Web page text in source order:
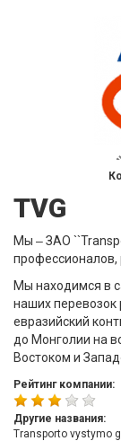
TVG
Мы ‒ ЗАО
профессионалов,
Мы находимся в
наших перевозок
евразийский
до Монголии на
Востоком и
Рейтинг компании:
Другие названия:
Transporto vystymo